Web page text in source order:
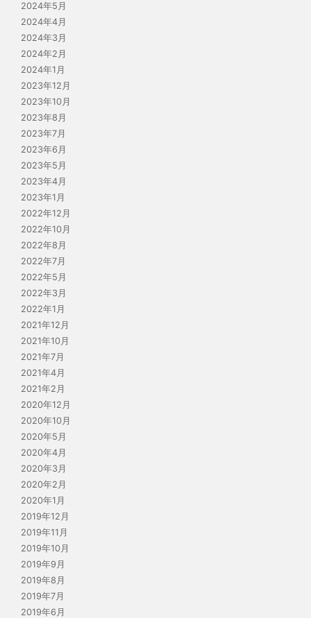
2024年5月
2024年4月
2024年3月
2024年2月
2024年1月
2023年12月
2023年10月
2023年8月
2023年7月
2023年6月
2023年5月
2023年4月
2023年1月
2022年12月
2022年10月
2022年8月
2022年7月
2022年5月
2022年3月
2022年1月
2021年12月
2021年10月
2021年7月
2021年4月
2021年2月
2020年12月
2020年10月
2020年5月
2020年4月
2020年3月
2020年2月
2020年1月
2019年12月
2019年11月
2019年10月
2019年9月
2019年8月
2019年7月
2019年6月